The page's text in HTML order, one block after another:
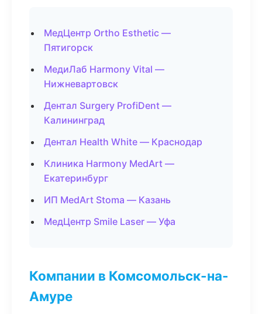
МедЦентр Ortho Esthetic —
Пятигорск
МедиЛаб Harmony Vital —
Нижневартовск
Дентал Surgery ProfiDent —
Калининград
Дентал Health White — Краснодар
Клиника Harmony MedArt —
Екатеринбург
ИП MedArt Stoma — Казань
МедЦентр Smile Laser — Уфа
Компании в Комсомольск-на-
Амуре